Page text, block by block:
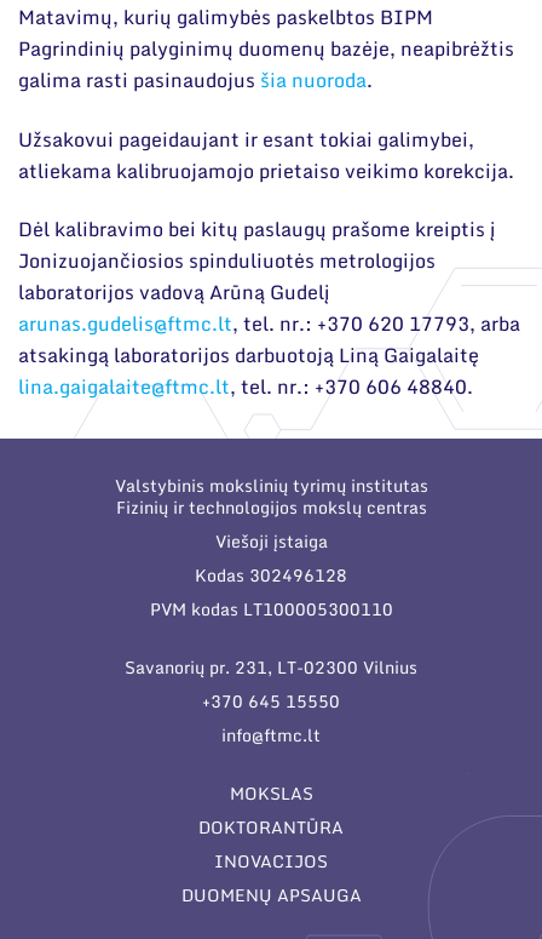
Matavimų, kurių galimybės paskelbtos BIPM
Pagrindinių palyginimų duomenų bazėje, neapibrėžtis
galima rasti pasinaudojus šia nuoroda.
Užsakovui pageidaujant ir esant tokiai galimybei,
atliekama kalibruojamojo prietaiso veikimo korekcija.
Dėl kalibravimo bei kitų paslaugų prašome kreiptis į
Jonizuojančiosios spinduliuotės metrologijos
laboratorijos vadovą Arūną Gudelį
arunas.gudelis@ftmc.lt, tel. nr.: +370 620 17793, arba
atsakingą laboratorijos darbuotoją Liną Gaigalaitę
lina.gaigalaite@ftmc.lt, tel. nr.: +370 606 48840.
Valstybinis mokslinių tyrimų institutas
Fizinių ir technologijos mokslų centras
Viešoji įstaiga
Kodas 302496128
PVM kodas LT100005300110
Savanorių pr. 231, LT-02300 Vilnius
+370 645 15550
info@ftmc.lt
MOKSLAS
DOKTORANTŪRA
INOVACIJOS
DUOMENŲ APSAUGA